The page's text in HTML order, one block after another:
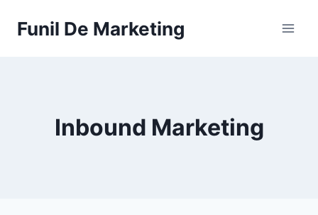
paraFunil De Marketing
Inbound Marketing